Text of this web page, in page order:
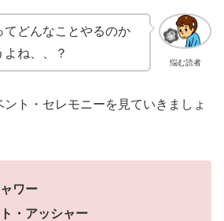
悩む読者
てどんなことやるのか
ね、、？
ト・セレモニーを見ていきましょ
ワー
・アッシャー